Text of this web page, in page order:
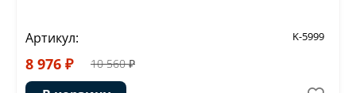
Артикул: K-5999
8 976 ₽ 10 560 ₽